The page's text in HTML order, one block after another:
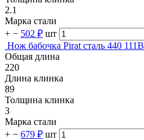
2.1
Марка стали
+ − 502 ₽ шт
Нож бабочка Pirat сталь 440 111B
Общая длина
220
Длина клинка
89
Толщина клинка
3
Марка стали
+ − 679 ₽ шт